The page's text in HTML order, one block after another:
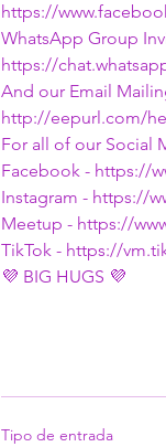
https://
WhatsApp Group
https://
And our Email
http://eepurl.com/
For all of our Social
Facebook - https://
Instagram - https://
Meetup - https://
TikTok - https://
💜 BIG HUGS 💜
Tipo de entrada